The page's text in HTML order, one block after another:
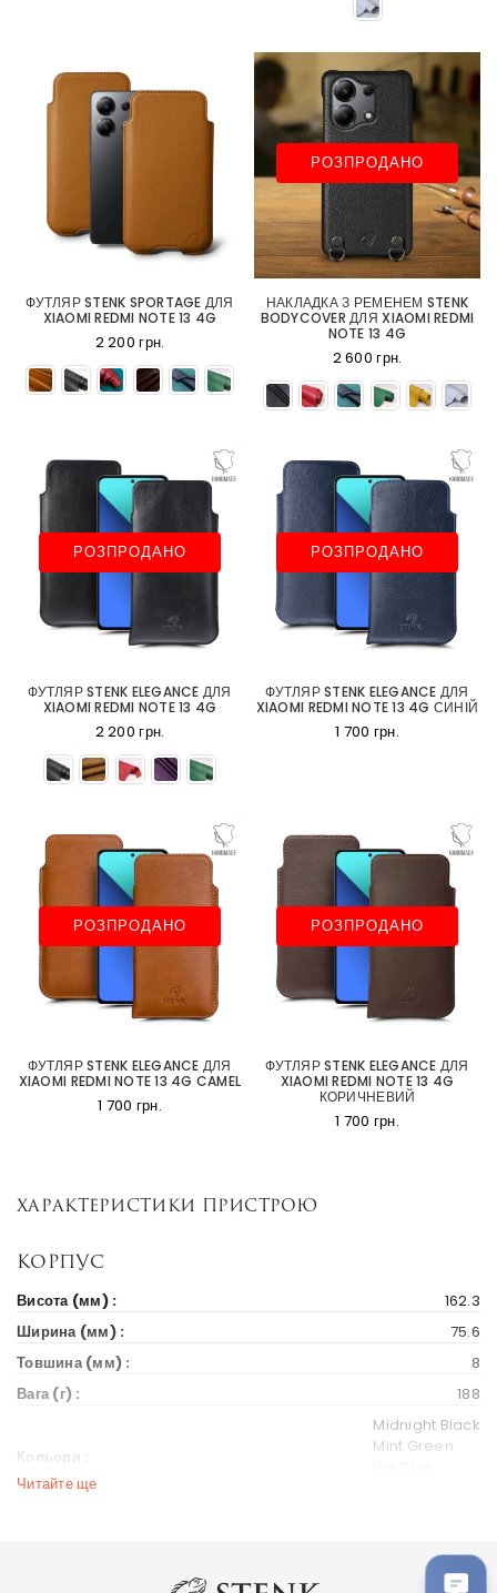
ФУТЛЯР STENK SPORTAGE ДЛЯ
XIAOMI REDMI NOTE 13 4G
2 200 грн.
РОЗПРОДАНО
НАКЛАДКА З РЕМЕНЕМ STENK
BODYCOVER ДЛЯ XIAOMI REDMI
NOTE 13 4G
2 600 грн.
РОЗПРОДАНО
ФУТЛЯР STENK ELEGANCE ДЛЯ
XIAOMI REDMI NOTE 13 4G
2 200 грн.
РОЗПРОДАНО
ФУТЛЯР STENK ELEGANCE ДЛЯ
XIAOMI REDMI NOTE 13 4G СИНІЙ
1 700 грн.
РОЗПРОДАНО
ФУТЛЯР STENK ELEGANCE ДЛЯ
XIAOMI REDMI NOTE 13 4G CAMEL
1 700 грн.
РОЗПРОДАНО
ФУТЛЯР STENK ELEGANCE ДЛЯ
XIAOMI REDMI NOTE 13 4G
КОРИЧНЕВИЙ
1 700 грн.
Характеристики пристрою
Корпус
Висота (мм) :
162.3
Ширина (мм) :
75.6
Товшина (мм) :
8
Вага (г) :
188
Кольори :
Midnight Black
Mint Green
6.67
Читайте ще